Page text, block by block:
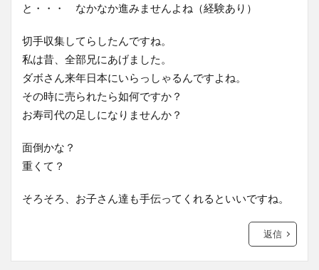
と・・・ なかなか進みませんよね（経験あり）
切手収集してらしたんですね。
私は昔、全部兄にあげました。
ダボさん来年日本にいらっしゃるんですよね。
その時に売られたら如何ですか？
お寿司代の足しになりませんか？
面倒かな？
重くて？
そろそろ、お子さん達も手伝ってくれるといいですね。
返信